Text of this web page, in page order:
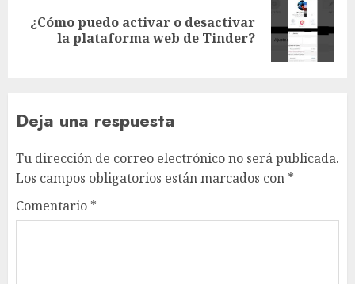
Siguiente
entrada:
¿Cómo puedo activar o desactivar
la plataforma web de Tinder?
Deja una respuesta
Tu dirección de correo electrónico no será publicada.
Los campos obligatorios están marcados con *
Comentario *